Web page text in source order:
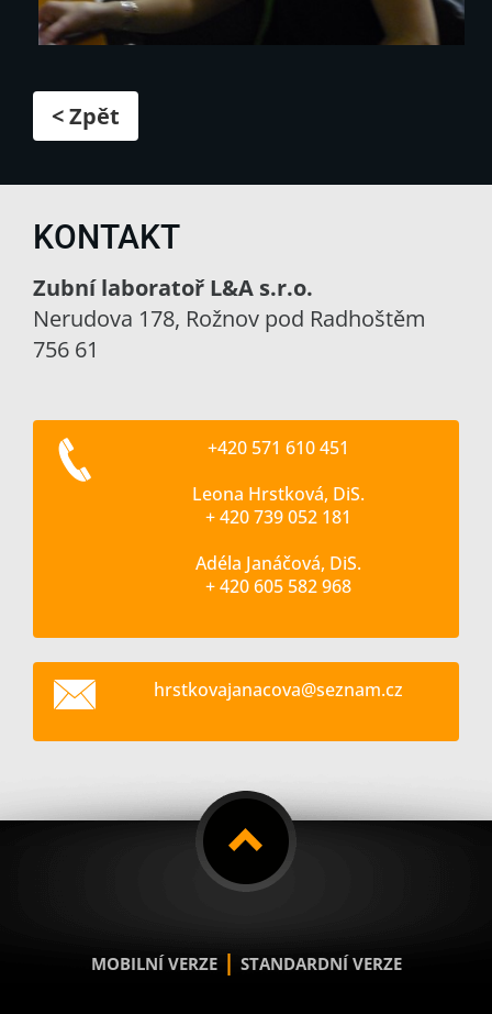
< Zpět
KONTAKT
Zubní laboratoř L&A s.r.o.
Nerudova 178, Rožnov pod Radhoštěm
756 61
+420 571 610 451
Leona Hrstková, DiS.
+ 420 739 052 181
Adéla Janáčová, DiS.
+ 420 605 582 968
hrstkovajanacova@seznam.cz
MOBILNÍ VERZE | STANDARDNÍ VERZE